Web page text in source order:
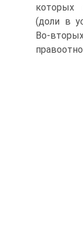
которых
(доли в
Во-